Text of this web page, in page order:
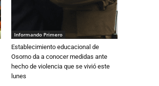
Informando Primero
Establecimiento educacional de
Osorno da a conocer medidas ante
hecho de violencia que se vivió este
lunes